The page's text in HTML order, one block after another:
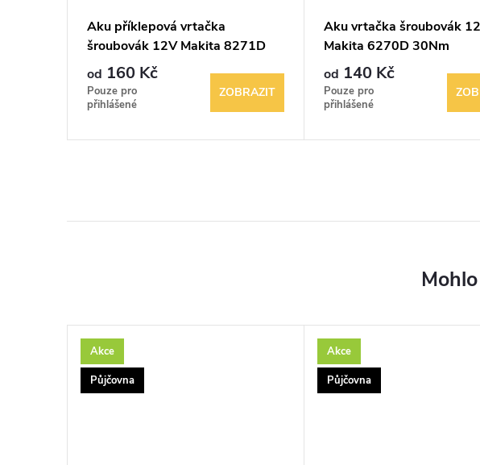
Aku příklepová vrtačka
šroubovák 12V Makita 8271D
2Ah 30Nm
od 160 Kč
Pouze pro
přihlášené
ZOBRAZIT
Aku vrtačka šroubovák
Makita 6270D 30Nm
od 140 Kč
Pouze pro
přihlášené
Akce
Půjčovna
Akce
Půjčovna